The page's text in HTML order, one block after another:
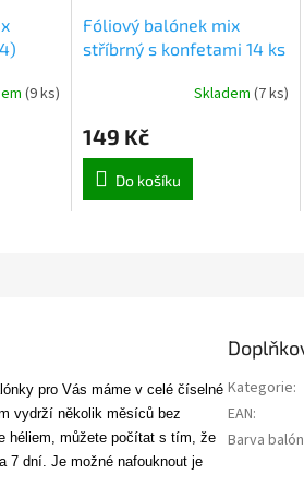
(9 ks)
Fóliový balónek mix
stříbrný s konfetami 14 ks
Skladem(7 ks)
149 Kč
Do košíku
pro Vás máme v celé číselné
vydrží několik měsíců bez
héliem, můžete počítat s tím, že
7 dní. Je možné nafouknout je
Kategorie:
EAN:
Barva